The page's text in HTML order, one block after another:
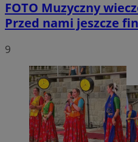
FOTO Muzyczny
Przed nami jeszcze
9